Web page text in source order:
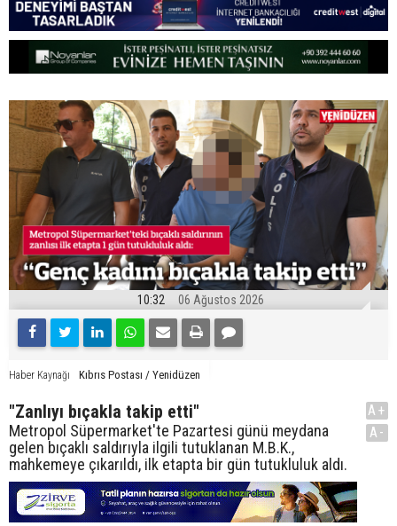
10:32 06 Ağustos 2026
Haber Kaynağı Kıbrıs Postası / Yenidüzen
"Zanlıyı bıçakla takip etti"
Metropol Süpermarket'te Pazartesi günü meydana
gelen bıçaklı saldırıyla ilgili tutuklanan M.B.K.,
mahkemeye çıkarıldı, ilk etapta bir gün tutukluluk aldı.
A+
A-